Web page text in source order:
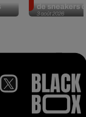
3 août 2026
de sneakers